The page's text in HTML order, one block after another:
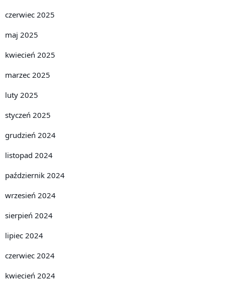
czerwiec 2025
maj 2025
kwiecień 2025
marzec 2025
luty 2025
styczeń 2025
grudzień 2024
listopad 2024
październik 2024
wrzesień 2024
sierpień 2024
lipiec 2024
czerwiec 2024
kwiecień 2024